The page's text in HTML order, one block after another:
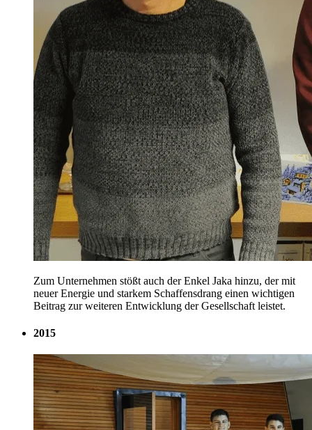
Zum Unternehmen stößt auch der Enkel Jaka hinzu, der mit
neuer Energie und starkem Schaffensdrang einen wichtigen
Beitrag zur weiteren Entwicklung der Gesellschaft leistet.
2015